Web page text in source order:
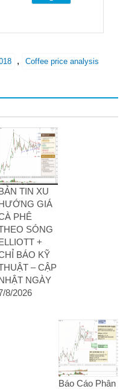
, Coffee price analysis
TIN XU
GIÁ
PHÊ
SÓNG
+
BÁO KỸ
– CẬP
NGÀY
8/2026
Báo Cáo Phân